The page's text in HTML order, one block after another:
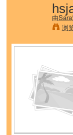
由Sara
浏